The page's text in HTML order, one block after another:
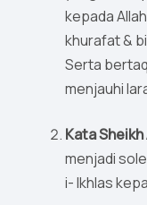
kepada
khurafat &
Serta
menjauhi
Kata Sheikh
menjadi
i- Ikhlas